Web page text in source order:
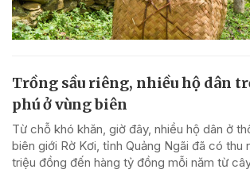
Trồng sầu riêng, nhiều hộ dân
phú ở vùng biên
Từ chỗ khó khăn, giờ đây, nhiều hộ dân ở
biên giới Rờ Kơi, tỉnh Quảng Ngãi đã có thu
triệu đồng đến hàng tỷ đồng mỗi năm từ